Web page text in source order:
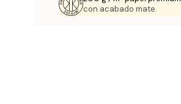
con acabado mate.